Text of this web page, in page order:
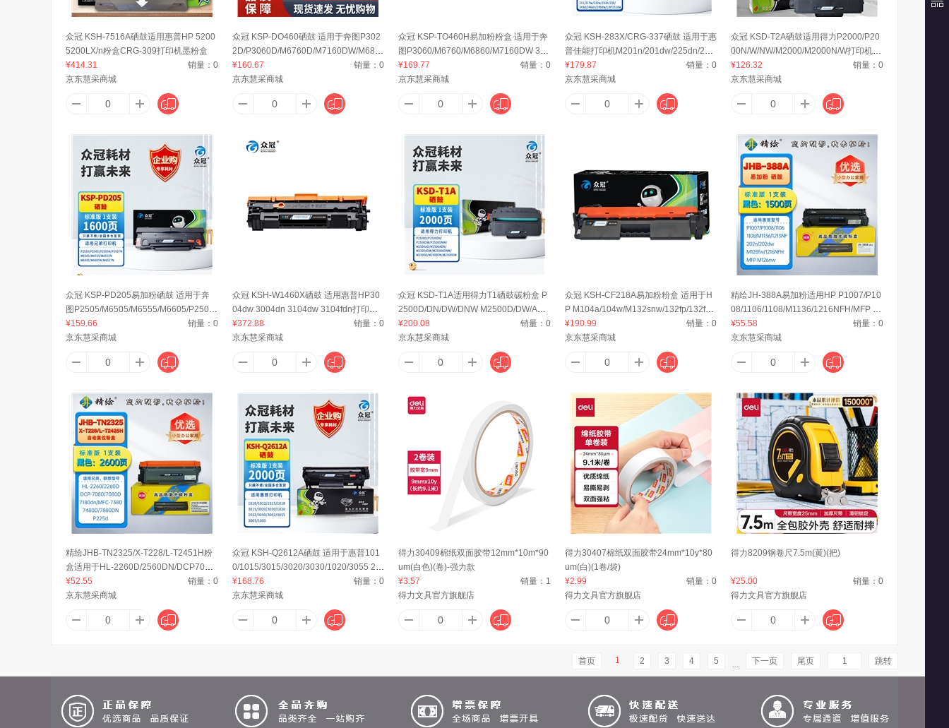
众冠 KSH-7516A硒鼓适用惠普HP 5200
5200LX/n粉盒CRG-309打印机墨粉盒
¥414.31
销量： 0
京东慧采商城
众冠 KSP-DO460硒鼓 适用于奔图P302
2D/P3060D/M6760D/M7160DW/M686
0 12000页
¥160.67 销量：0
京东慧采商城
众冠 KSP-TO460H易加粉粉盒 适用于奔
图P3060/M6760/M6860/M7160DW 300
0页
¥169.77 销量： 0
京东慧采商城
众冠 KSH-283X/CRG-337硒鼓 适用于惠
普佳能打印机M201n/201dw/225dn/225
dw/225rdn/223d 2200页
¥179.87 销量：0
京东慧采商城
众冠 KSD-T2A硒鼓适用得力P2000/P20
00N/W/NW/M2000/M2000N/W打印机碳
粉盒墨盒
¥126.32 销量： 0
京东慧采商城
众冠 KSP-PD205易加粉硒鼓 适用于奔
图P2505/M6505/M6555/M6605/P2507
N/M6557N 1600页
¥159.66 销量： 0
京东慧采商城
众冠 KSH-W1460X硒鼓 适用惠普HP30
04dw 3004dn 3104dw 3104fdn打印机
3800页 大容量
¥372.88 销量：0
京东慧采商城
众冠 KSD-T1A适用得力T1硒鼓碳粉盒 P
2500D/DN/DW/DNW M2500D/DW/ADN
W打印机墨盒 2000页
¥200.08 销量： 0
京东慧采商城
众冠 KSH-CF218A易加粉粉盒 适用于H
P M104a/104w/M132snw/132fp/132fw/
132nw/132fn/132a 1400页
¥190.99 销量：0
京东慧采商城
精绘JH-388A易加粉适用HP P1007/P10
08/1106/1108/M1136/1216NFH/MFP M
126nw/M128fw/202n/202dw打印机 150
0页
¥55.58 销量： 0
京东慧采商城
精绘JHB-TN2325/X-T228/L-T2451H粉
盒适用于HL-2260D/2560DN/DCP7080
D/7180DN/MFC7380/7880DN 打印机 2
600页
¥52.55 销量： 0
京东慧采商城
众冠 KSH-Q2612A硒鼓 适用于惠普101
0/1015/3015/3020/3030/1020/3055 20
00页
¥168.76 销量：0
京东慧采商城
得力30409棉纸双面胶带12mm*10m*90
um(白色)(卷)-强力款
¥3.57
销量： 1
得力文具官方旗舰店
得力30407棉纸双面胶带24mm*10y*80
um(白)(1卷/袋)
¥2.99
销量：0
得力文具官方旗舰店
得力8209钢卷尺7.5m(黄)(把)
¥25.00 销量： 0
得力文具官方旗舰店
首页 1 2 3 4 5 ... 下一页 尾页 跳转